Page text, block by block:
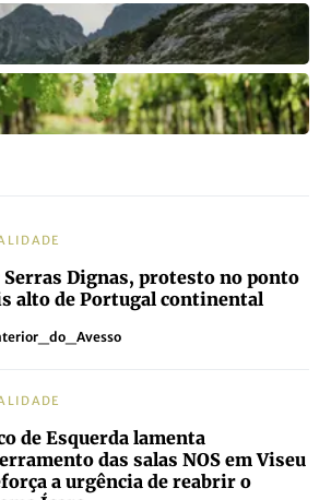
Serras Dignas, protesto no ponto
alto de Portugal continental
de Esquerda lamenta
das salas NOS em Viseu
a urgência de reabrir o